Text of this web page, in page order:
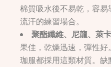
棉質吸水後不易乾，容
流汗的練習場合。
聚酯纖維、尼龍、萊
果佳，乾燥迅速，彈性
珈服都採用這類材質。